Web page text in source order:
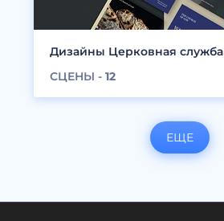
Дизайны Церковная служба
СЦЕНЫ - 12
ЕЩЕ